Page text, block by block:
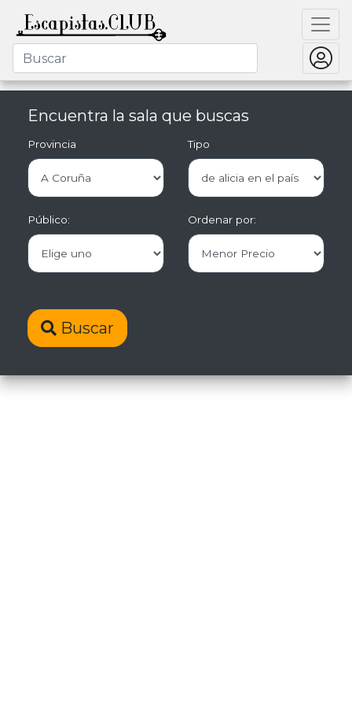
Encuentra la sala que buscas
Provincia Tipo
Público: Ordenar por:
Buscar